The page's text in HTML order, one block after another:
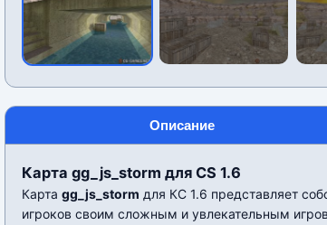
Описание
Карта gg_js_storm для CS 1.6
Карта gg_js_storm для КС 1.6 представляет
игроков своим сложным и увлекательным